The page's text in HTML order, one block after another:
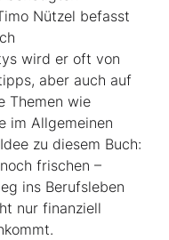
Nützel befasst
wird er oft von
aber auch auf
Themen wie
im Allgemeinen
zu diesem Buch:
frischen –
ins Berufsleben
nur finanziell